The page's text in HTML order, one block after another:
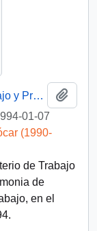
[Cuenta Pública del Ministerio de Trabajo y Previsión Social]
01-07
(1990-
de Trabajo
de
en el